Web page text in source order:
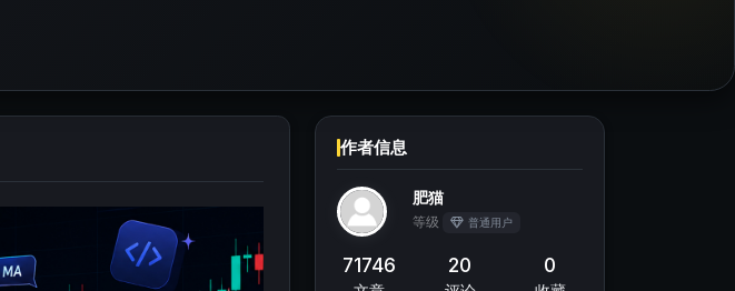
作者信息
肥猫
等级 普通用户
71746 20 0